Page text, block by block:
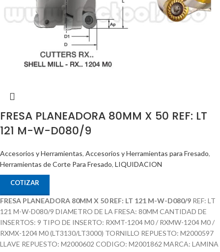
FRESA PLANEADORA 80MM X 50 REF: LT
121 M-W-D080/9
Accesorios y Herramientas, Accesorios y Herramientas para Fresado,
Herramientas de Corte Para Fresado, LIQUIDACION
COTIZAR
FRESA PLANEADORA 80MM X 50 REF: LT 121 M-W-D080/9 REF: LT
121 M-W-D080/9 DIAMETRO DE LA FRESA: 80MM CANTIDAD DE
INSERTOS: 9 TIPO DE INSERTO: RXMT-1204 M0 / RXMW-1204 M0 /
RXMX-1204 M0 (LT3130/LT3000) TORNILLO REPUESTO: M2000597
LLAVE REPUESTO: M2000602 CODIGO: M2001862 MARCA: LAMINA